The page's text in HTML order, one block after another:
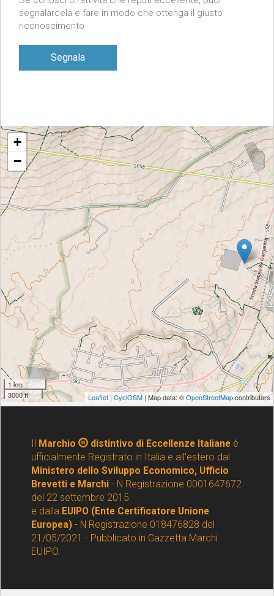
segnalarcela e fare in modo che ottenga il giusto
riconoscimento
Segnala
Marchio distintivo di Eccellenze Italianeè
ufficialmente Registrato in Italia e all'estero dal
Ministero dello Sviluppo Economico, Ufficio
Brevetti e Marchi - N.Registrazione 0001647672
del 22 settembre 2015
e dalla EUIPO (Ente Certificatore Unione
Europea) - N Registrazione 018476828 del
21/05/2021 - Pubblicato in Gazzetta Marchi
EUIPO.